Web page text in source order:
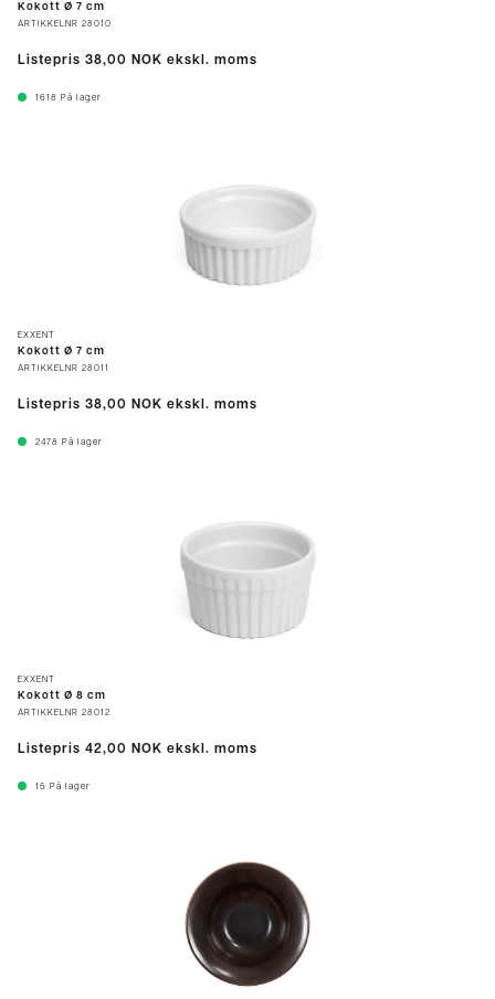
Kokott Ø 7 cm
ARTIKKELNR 28010
Listepris 38,00 NOK ekskl. moms
1618 På lager
EXXENT
Kokott Ø 7 cm
ARTIKKELNR 28011
Listepris 38,00 NOK ekskl. moms
2478 På lager
EXXENT
Kokott Ø 8 cm
ARTIKKELNR 28012
Listepris 42,00 NOK ekskl. moms
15 På lager